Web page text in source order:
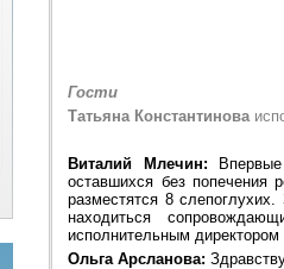
Гости
Татьяна Константинова
Виталий Млечин:
оставшихся без попечения
разместятся 8
находиться
исполнительным
Ольга Арсланова: